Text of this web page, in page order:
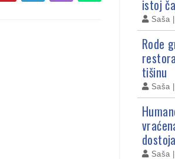
istoj
Saša
Rode
tišinu
Saša
Saša